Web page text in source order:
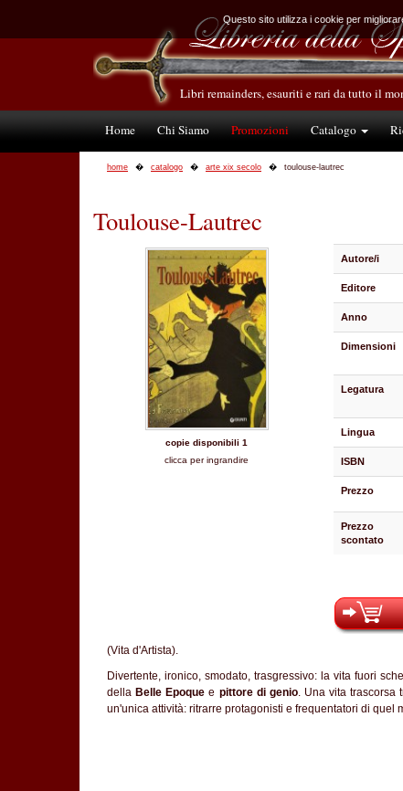
Libri remainders, esauriti e rari da tutto il
Home Chi Siamo Promozioni Catalogo
home catalogo arte xix secolo toulouse-lautrec
Toulouse-Lautrec
copie disponibili 1
clicca per ingrandire
Autore/i
Editore
Anno
Dimensioni
Legatura
Lingua
ISBN
Prezzo
Prezzo
scontato
(Vita d'Artista).
Divertente, ironico, smodato, trasgressivo: la vita fuori
della Belle Epoque e pittore di genio. Una vita trascorsa
un'unica attività: ritrarre protagonisti e frequentatori di quel
Questo sito utilizza i cookie per